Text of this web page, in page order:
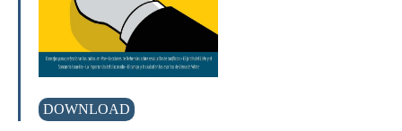
DOWNLOAD